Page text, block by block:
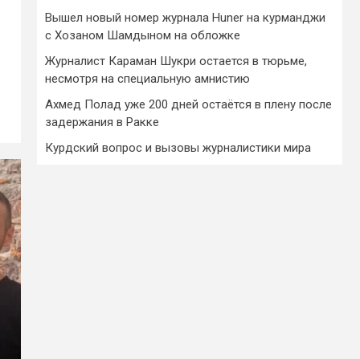
Вышел новый номер журнала Huner на курманджи
с Хозаном Шамдыном на обложке
Журналист Караман Шукри остается в тюрьме,
несмотря на специальную амнистию
Ахмед Полад уже 200 дней остаётся в плену после
задержания в Ракке
Курдский вопрос и вызовы журналистики мира